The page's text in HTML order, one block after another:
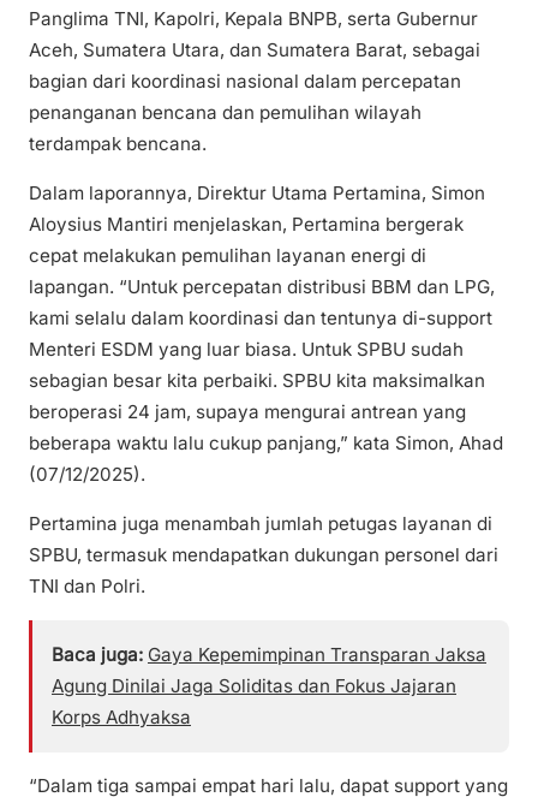
Panglima TNI, Kapolri, Kepala BNPB, serta Gubernur
Aceh, Sumatera Utara, dan Sumatera Barat, sebagai
bagian dari koordinasi nasional dalam percepatan
penanganan bencana dan pemulihan wilayah
terdampak bencana.
Dalam laporannya, Direktur Utama Pertamina, Simon
Aloysius Mantiri menjelaskan, Pertamina bergerak
cepat melakukan pemulihan layanan energi di
lapangan. “Untuk percepatan distribusi BBM dan LPG,
kami selalu dalam koordinasi dan tentunya di-support
Menteri ESDM yang luar biasa. Untuk SPBU sudah
sebagian besar kita perbaiki. SPBU kita maksimalkan
beroperasi 24 jam, supaya mengurai antrean yang
beberapa waktu lalu cukup panjang,” kata Simon, Ahad
(07/12/2025).
Pertamina juga menambah jumlah petugas layanan di
SPBU, termasuk mendapatkan dukungan personel dari
TNI dan Polri.
Baca juga: Gaya Kepemimpinan Transparan Jaksa
Agung Dinilai Jaga Soliditas dan Fokus Jajaran
Korps Adhyaksa
“Dalam tiga sampai empat hari lalu, dapat support yang